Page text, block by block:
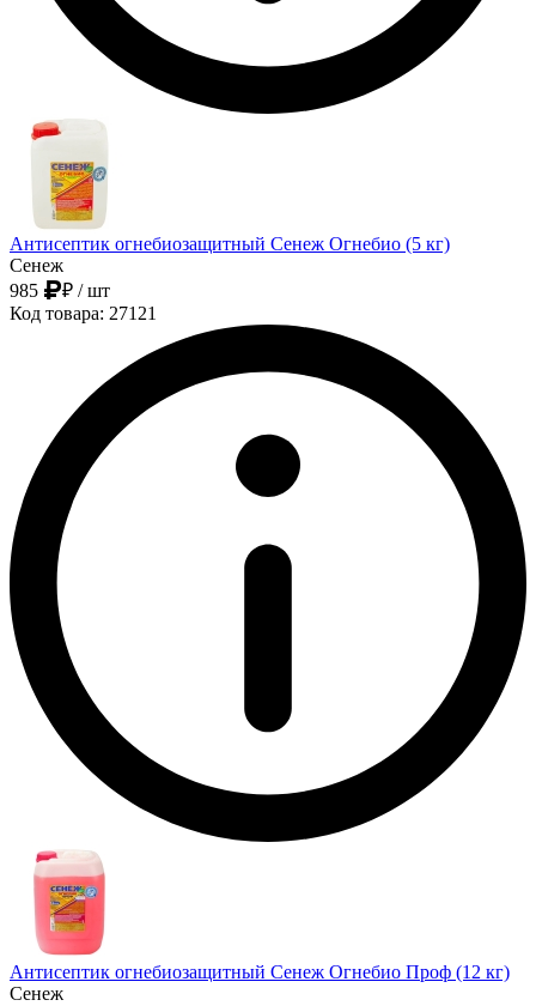
Антисептик огнебиозащитный Сенеж Огнебио (5 кг)
Сенеж
985
₽ / шт
Код товара: 27121
Антисептик огнебиозащитный Сенеж Огнебио Проф (12 кг)
Сенеж